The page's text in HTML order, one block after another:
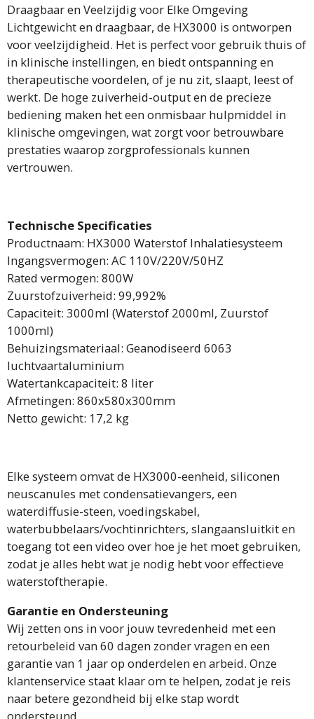
Draagbaar en Veelzijdig voor Elke Omgeving
Lichtgewicht en draagbaar, de HX3000 is ontworpen
voor veelzijdigheid. Het is perfect voor gebruik thuis of
in klinische instellingen, en biedt ontspanning en
therapeutische voordelen, of je nu zit, slaapt, leest of
werkt. De hoge zuiverheid-output en de precieze
bediening maken het een onmisbaar hulpmiddel in
klinische omgevingen, wat zorgt voor betrouwbare
prestaties waarop zorgprofessionals kunnen
vertrouwen.
Technische Specificaties
Productnaam: HX3000 Waterstof Inhalatiesysteem
Ingangsvermogen: AC 110V/220V/50HZ
Rated vermogen: 800W
Zuurstofzuiverheid: 99,992%
Capaciteit: 3000ml (Waterstof 2000ml, Zuurstof
1000ml)
Behuizingsmateriaal: Geanodiseerd 6063
luchtvaartaluminium
Watertankcapaciteit: 8 liter
Afmetingen: 860x580x300mm
Netto gewicht: 17,2 kg
Elke systeem omvat de HX3000-eenheid, siliconen
neuscanules met condensatievangers, een
waterdiffusie-steen, voedingskabel,
waterbubbelaars/vochtinrichters, slangaansluitkit en
toegang tot een video over hoe je het moet gebruiken,
zodat je alles hebt wat je nodig hebt voor effectieve
waterstoftherapie.
Garantie en Ondersteuning
Wij zetten ons in voor jouw tevredenheid met een
retourbeleid van 60 dagen zonder vragen en een
garantie van 1 jaar op onderdelen en arbeid. Onze
klantenservice staat klaar om te helpen, zodat je reis
naar betere gezondheid bij elke stap wordt